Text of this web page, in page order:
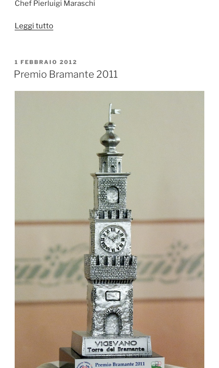
Chef Pierluigi Maraschi
Leggi tutto“Premio
Aldo
Sacchi
PUBBLICATO
IL
1 FEBBRAIO 2012
Premio Bramante 2011